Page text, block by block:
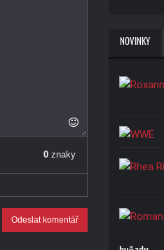
0 znaky
Odeslat komentář
NOVINKY